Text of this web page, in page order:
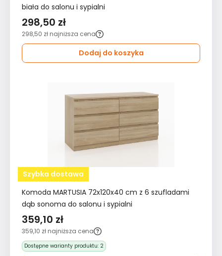
biała do salonu i sypialni
298,50 zł
298,50 zł najniższa cena
Dodaj do koszyka
Szybka dostawa
Komoda MARTUSIA 72x120x40 cm z 6 szufladami
dąb sonoma do salonu i sypialni
359,10 zł
359,10 zł najniższa cena
Dostępne warianty produktu: 2